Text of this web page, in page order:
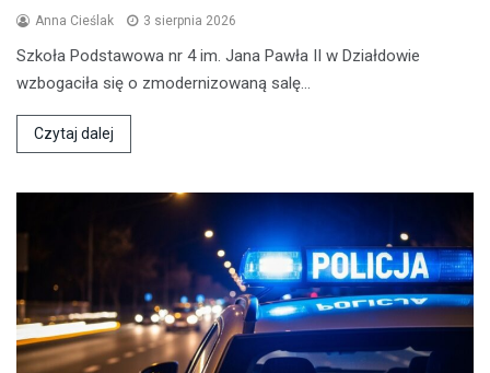
Anna Cieślak 3 sierpnia 2026
Szkoła Podstawowa nr 4 im. Jana Pawła II w Działdowie
wzbogaciła się o zmodernizowaną salę…
Czytaj dalej